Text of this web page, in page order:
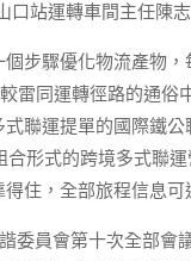
口站運轉車間主任陳志
步驟優化物流產物
雷同運轉徑路的通俗
聯運提單的國際鐵
合形式的跨境多式聯
住，全部旅程信息
委員會第十次全部會